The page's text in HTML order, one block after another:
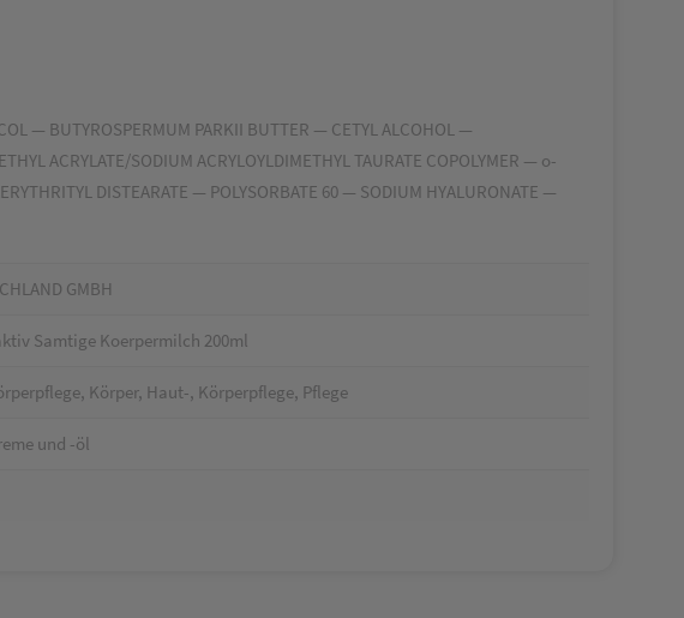
— BUTYROSPERMUM PARKII BUTTER — CETYL ALCOHOL —
ACRYLATE/SODIUM ACRYLOYLDIMETHYL TAURATE COPOLYMER — o-
DISTEARATE — POLYSORBATE 60 — SODIUM HYALURONATE —
GMBH
Samtige Koerpermilch 200ml
Körper, Haut-, Körperpflege, Pflege
und -öl